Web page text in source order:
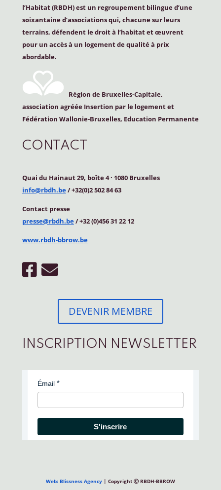
l’Habitat (RBDH) est un regroupement bilingue d’une
soixantaine d’associations qui, chacune sur leurs
terrains, défendent le droit à l’habitat et œuvrent
pour un accès à un logement de qualité à prix
abordable.
Région de Bruxelles-Capitale,
association agréée Insertion par le logement et
Fédération Wallonie-Bruxelles, Education Permanente
CONTACT
Quai du Hainaut 29, boîte 4· 1080 Bruxelles
info@rbdh.be/ +32(0)2 502 84 63
Contact presse
presse@rbdh.be/ +32 (0)456 31 22 12
www.rbdh-bbrow.be
DEVENIR MEMBRE
INSCRIPTION NEWSLETTER
Émail
S'inscrire
Web: Blissness Agency| Copyright Ⓒ RBDH-BBROW